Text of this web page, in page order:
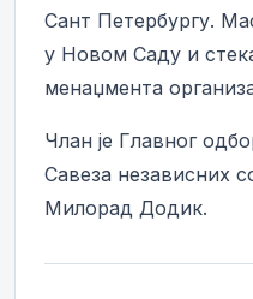
Сант Петербургу.
у Новом Саду и
менаџмента
Члан је Главног
Савеза независних
Милорад Додик.